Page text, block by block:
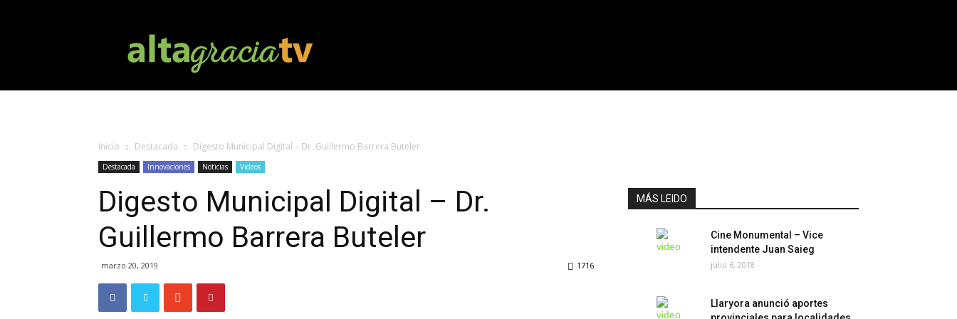
TV
Inicio Destacada Digesto Municipal Digital – Dr. Guillermo Barrera Buteler
Destacada Innovaciones Noticias Videos
Digesto Municipal Digital – Dr.
Guillermo Barrera Buteler
marzo 20, 2019 1716
MÁS LEIDO
Cine Monumental – Vice
intendente Juan Saieg
julio 6, 2018
Llaryora anunció aportes